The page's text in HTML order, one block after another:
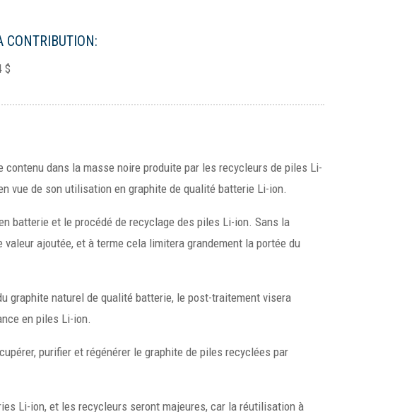
CONTRIBUTION:
$
contenu dans la masse noire produite par les recycleurs de piles Li-
vue de son utilisation en graphite de qualité batterie Li-ion.
batterie et le procédé de recyclage des piles Li-ion. Sans la
ajoutée, et à terme cela limitera grandement la portée du
graphite naturel de qualité batterie, le post-traitement visera
en piles Li-ion.
purifier et régénérer le graphite de piles recyclées par
Li-ion, et les recycleurs seront majeures, car la réutilisation à